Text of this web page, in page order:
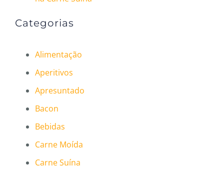
Categorias
Alimentação
Aperitivos
Apresuntado
Bacon
Bebidas
Carne Moída
Carne Suína